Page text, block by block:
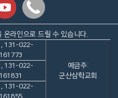
라인으로 드릴 수 있습니다.
, 131-022-
161773
예금주:
군산삼학교회
, 131-022-
161831
, 131-022-